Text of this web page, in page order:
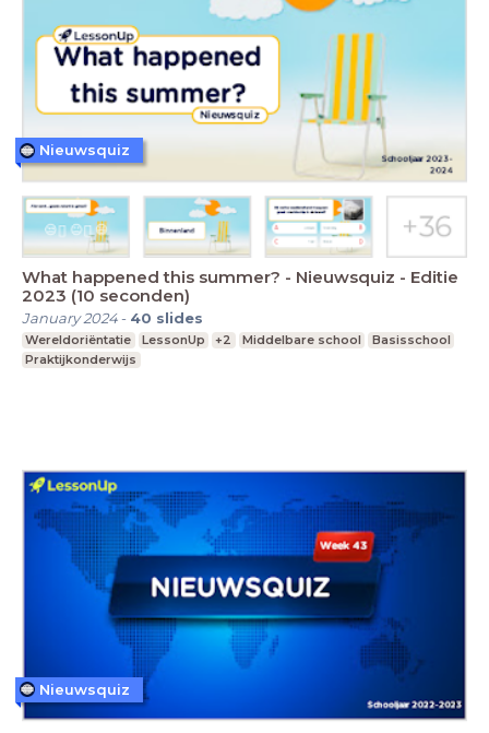
What happened this summer? - Nieuwsquiz - Editie
2023 (10 seconden)
January 2024- 40 slides
Wereldoriëntatie LessonUp +2 Middelbare school
Basisschool
Praktijkonderwijs
Nieuwsquiz
Nieuwsquiz